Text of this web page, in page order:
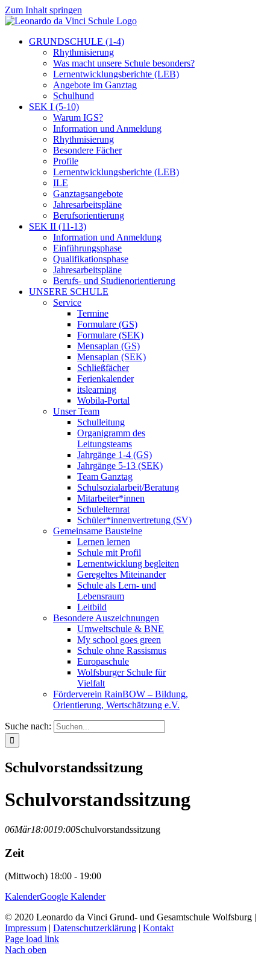
Zum Inhalt springen
GRUNDSCHULE (1-4)
Rhythmisierung
Was macht unsere Schule besonders?
Lernentwicklungsberichte (LEB)
Angebote im Ganztag
Schulhund
SEK I (5-10)
Warum IGS?
Information und Anmeldung
Rhythmisierung
Besondere Fächer
Profile
Lernentwicklungsberichte (LEB)
ILE
Ganztagsangebote
Jahresarbeitspläne
Berufsorientierung
SEK II (11-13)
Information und Anmeldung
Einführungsphase
Qualifikationsphase
Jahresarbeitspläne
Berufs- und Studienorientierung
UNSERE SCHULE
Service
Termine
Formulare (GS)
Formulare (SEK)
Mensaplan (GS)
Mensaplan (SEK)
Schließfächer
Ferienkalender
itslearning
Wobila-Portal
Unser Team
Schulleitung
Organigramm des
Leitungsteams
Jahrgänge 1-4 (GS)
Jahrgänge 5-13 (SEK)
Team Ganztag
Schulsozialarbeit/Beratung
Mitarbeiter*innen
Schulelternrat
Schüler*innenvertretung (SV)
Gemeinsame Bausteine
Lernen lernen
Schule mit Profil
Lernentwicklung begleiten
Geregeltes Miteinander
Schule als Lern- und
Lebensraum
Leitbild
Besondere Auszeichnungen
Umweltschule & BNE
My school goes green
Schule ohne Rassismus
Europaschule
Wolfsburger Schule für
Vielfalt
Förderverein RainBOW – Bildung,
Orientierung, Wertschätzung e.V.
Suche nach:
Schulvorstandssitzung
Schulvorstandssitzung
06Mär18:0019:00Schulvorstandssitzung
Zeit
(Mittwoch) 18:00 - 19:00
KalenderGoogle Kalender
© 2020 Leonardo da Vinci Grund- und Gesamtschule Wolfsburg |
Impressum | Datenschutzerklärung | Kontakt
Page load link
Nach oben